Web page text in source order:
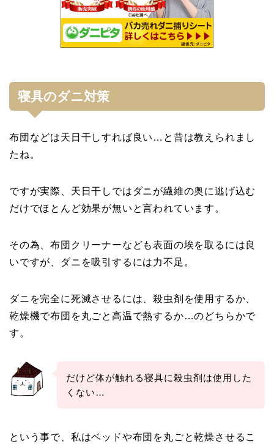
寝具のダニ対策
布団などは天日干しすれば良い…と昔は教えられまし
たね。
ですが実際、天日干しではダニが繊維の奥に逃げ込む
だけでほとんど効果が無いと言われています。
その為、布団クリーナーなども表面の埃を取るには良
いですが、ダニを吸引するには力不足。
ダニを完全に死滅させるには、殺虫剤を使用するか、
乾燥機で布団を丸ごと高温で熱するか…のどちらかで
す。
だけど体が触れる寝具に殺虫剤は使用した
くない…
という事で、私はベッドや布団を丸ごと乾燥させるこ